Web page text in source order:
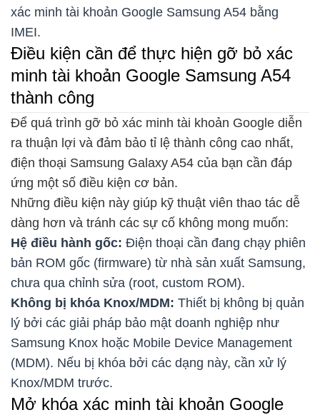
xác minh tài khoản Google Samsung A54 bằng
IMEI.
Điều kiện cần để thực hiện gỡ bỏ xác
minh tài khoản Google Samsung A54
thành công
Để quá trình gỡ bỏ xác minh tài khoản Google diễn
ra thuận lợi và đảm bảo tỉ lệ thành công cao nhất,
điện thoại Samsung Galaxy A54 của bạn cần đáp
ứng một số điều kiện cơ bản.
Những điều kiện này giúp kỹ thuật viên thao tác dễ
dàng hơn và tránh các sự cố không mong muốn:
Hệ điều hành gốc: Điện thoại cần đang chạy phiên
bản ROM gốc (firmware) từ nhà sản xuất Samsung,
chưa qua chỉnh sửa (root, custom ROM).
Không bị khóa Knox/MDM: Thiết bị không bị quản
lý bởi các giải pháp bảo mật doanh nghiệp như
Samsung Knox hoặc Mobile Device Management
(MDM). Nếu bị khóa bởi các dạng này, cần xử lý
Knox/MDM trước.
Mở khóa xác minh tài khoản Google